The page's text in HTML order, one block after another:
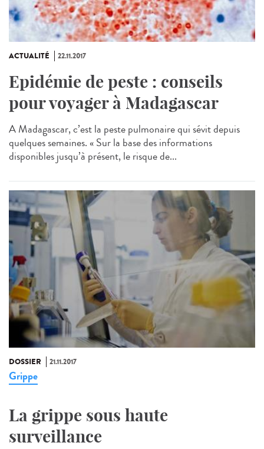
ACTUALITÉ 22.11.2017
Epidémie de peste : conseils
pour voyager à Madagascar
A Madagascar, c’est la peste pulmonaire qui sévit depuis
quelques semaines. « Sur la base des informations
disponibles jusqu’à présent, le risque de...
DOSSIER 21.11.2017
Grippe
La grippe sous haute
surveillance